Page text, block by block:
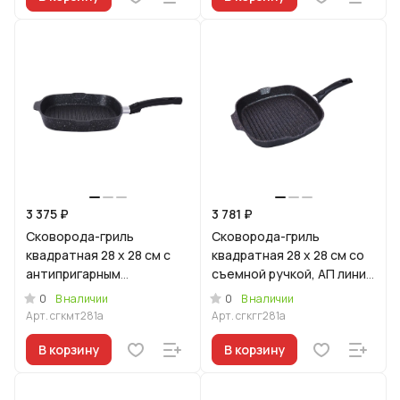
3 375 ₽
Сковорода-гриль
квадратная 28 x 28 см с
антипригарным
покрытием (темный
мрамор), со съемной
ручкой
0
В наличии
Арт.сгкмт281а
В корзину
3 781 ₽
Сковорода-гриль
квадратная 28 x 28 см со
съемной ручкой, АП линия
"Гранит ультра" (Синий)
0
В наличии
Арт.сгкгг281а
В корзину